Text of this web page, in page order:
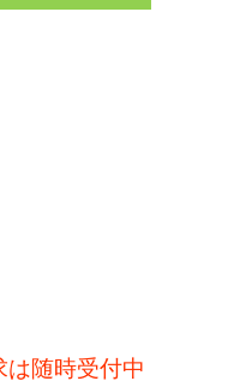
は随時受付中